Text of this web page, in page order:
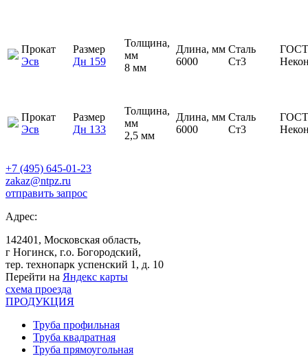
Прокат
Эсв
Размер
Дн 159
Толщина,
мм
8 мм
Длина, мм
6000
Сталь
Ст3
Прокат
Эсв
Размер
Дн 133
Толщина,
мм
2,5 мм
Длина, мм
6000
Сталь
Ст3
+7 (495) 645-01-23
zakaz@ntpz.ru
отправить запрос
Адрес:
142401, Московская область,
г Ногинск, г.о. Богородский,
тер. технопарк успенский 1, д. 10
Перейти на Яндекс карты
схема проезда
ПРОДУКЦИЯ
Труба профильная
Труба квадратная
Труба прямоугольная